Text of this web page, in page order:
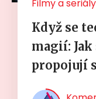
Filmy a seriály
Když se
magií:
propojují